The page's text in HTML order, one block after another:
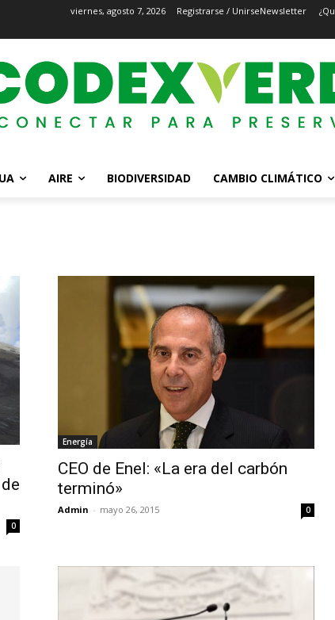
viernes, agosto 7, 2026 Registrarse / UnirseNewsletter
AIRE BIODIVERSIDAD CAMBIO CLIMÁTICO
0
Energía
CEO de Enel: «La era del carbón
terminó»
Admin - mayo 26, 2015 0